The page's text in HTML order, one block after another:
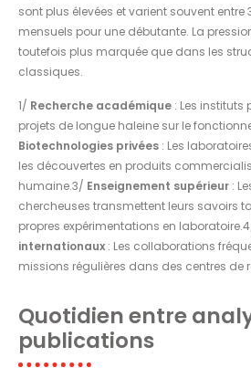
sont plus élevées et varient souvent entre
mensuels pour une débutante. La
toutefois plus marquée que dans les
classiques.
1/ Recherche académique : Les instituts
projets de longue haleine sur le
Biotechnologies privées : Les
les découvertes en produits
humaine.3/ Enseignement supérieur :
chercheuses transmettent leurs savoirs
propres expérimentations en
internationaux : Les collaborations
missions régulières dans des centres de
Quotidien entre
publications